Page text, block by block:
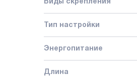
Виды скрепления
Тип настройки
Энергопитание
Длина